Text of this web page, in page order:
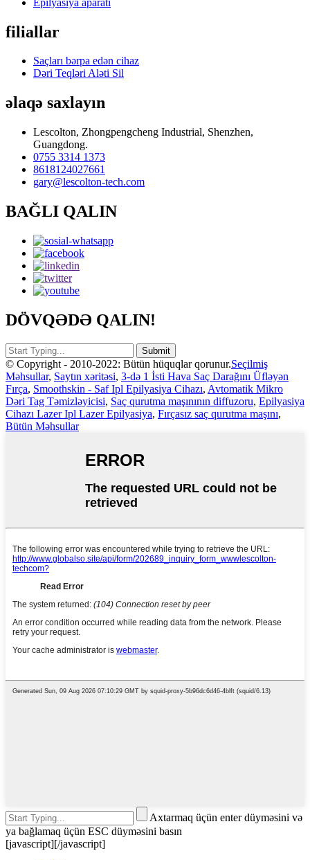
filiallar
Saçları bərpa edən cihaz
Dəri Teqləri Aləti Sil
əlaqə saxlayın
Lescolton, Zhongpengcheng Industrial, Shenzhen,
Guangdong.
0755 3314 1373
8618124027661
gary@lescolton-tech.com
BAĞLI QALIN
DÖVQƏDƏ QALIN!
© Copyright - 2010-2022: Bütün hüquqlar qorunur.Seçilmiş
Məhsullar, Saytın xəritəsi, 3-də 1 İsti Hava Saç Darağını Üfləyən
Fırça, Smoothskin - Saf Ipl Epilyasiya Cihazı, Avtomatik Mikro
Dəri Tag Təmizləyicisi, Saç qurutma maşınının diffuzoru, Epilyasiya
Cihazı Lazer Ipl Lazer Epilyasiya, Fırçasız saç qurutma maşını,
Bütün Məhsullar
Axtarmaq üçün enter düyməsini və
ya bağlamaq üçün ESC düyməsini basın
[javascript][/javascript]